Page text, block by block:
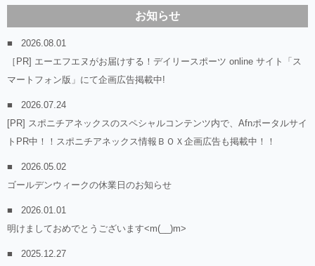
お知らせ
2026.08.01
［PR] エーエフエヌがお届けする！デイリースポーツ online サイト「ス
マートフォン版」にて企画広告掲載中!
2026.07.24
[PR] スポニチアネックスのスペシャルコンテンツ内で、Afnポータルサイ
トPR中！！スポニチアネックス情報ＢＯＸ企画広告も掲載中！！
2026.05.02
ゴールデンウィークの休業日のお知らせ
2026.01.01
明けましておめでとうございます<m(__)m>
2025.12.27